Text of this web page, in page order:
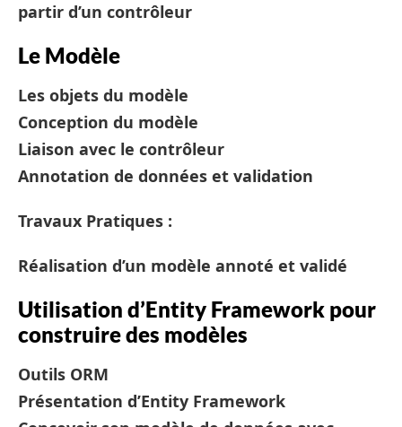
partir d’un contrôleur
Le Modèle
Les objets du modèle
Conception du modèle
Liaison avec le contrôleur
Annotation de données et validation
Travaux Pratiques :
Réalisation d’un modèle annoté et validé
Utilisation d’Entity Framework pour
construire des modèles
Outils ORM
Présentation d’Entity Framework